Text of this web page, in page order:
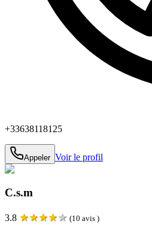
+33638118125
Appeler Voir le profil
C.s.m
3.8 ★★★★★ (10 avis )